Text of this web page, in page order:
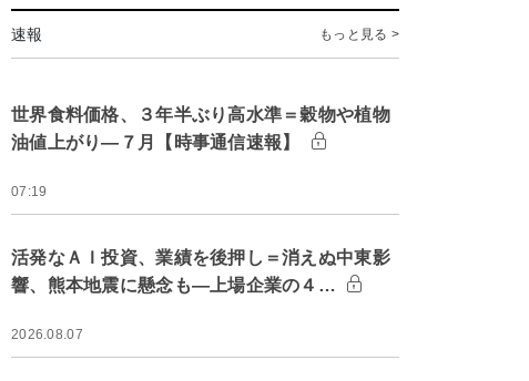
速報 もっと見る >
世界食料価格、３年半ぶり高水準＝穀物や植物
油値上がり―７月【時事通信速報】
07:19
活発なＡＩ投資、業績を後押し＝消えぬ中東影
響、熊本地震に懸念も―上場企業の４…
2026.08.07